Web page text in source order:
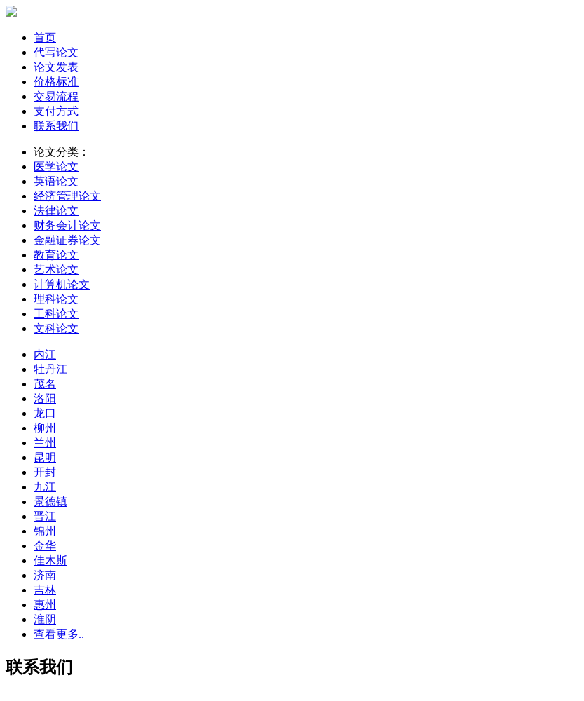
首页
代写论文
论文发表
价格标准
交易流程
支付方式
联系我们
论文分类：
医学论文
英语论文
经济管理论文
法律论文
财务会计论文
金融证券论文
教育论文
艺术论文
计算机论文
理科论文
工科论文
文科论文
内江
牡丹江
茂名
洛阳
龙口
柳州
兰州
昆明
开封
九江
景德镇
晋江
锦州
金华
佳木斯
济南
吉林
惠州
淮阴
查看更多..
联系我们